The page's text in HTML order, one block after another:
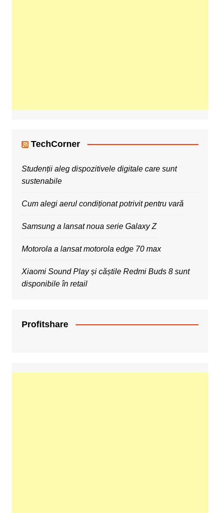
TechCorner
Studenții aleg dispozitivele digitale care sunt
sustenabile
Cum alegi aerul condiționat potrivit pentru vară
Samsung a lansat noua serie Galaxy Z
Motorola a lansat motorola edge 70 max
Xiaomi Sound Play și căștile Redmi Buds 8 sunt
disponibile în retail
Profitshare